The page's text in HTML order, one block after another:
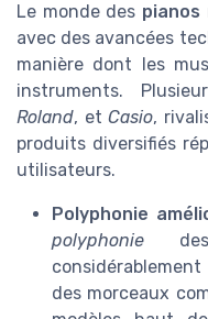
Le monde des pianos
avec des avancées
manière dont les
instruments.
Roland, etCasio,
produits diversifiés
utilisateurs.
Polyphonie
polyphonie des
des morceaux